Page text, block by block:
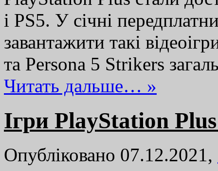
і PS5. У січні
завантажити такі
та Persona 5 Strikers
Читать дальше… »
Ігри PlayStation
Опубліковано 07.12.2021,